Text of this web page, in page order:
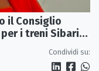
il Consiglio
i treni Sibari-
Condividi su: